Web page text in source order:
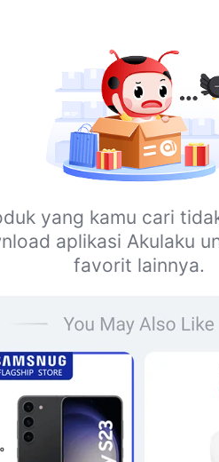
yang kamu cari
aplikasi Akulaku
favorit lainnya.